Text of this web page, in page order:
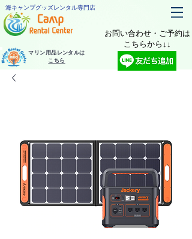
海キャンプグッズレンタル専門店
マリン用品レンタルは
こちら
お問い合わせ・ご予約は
​こちらから↓↓